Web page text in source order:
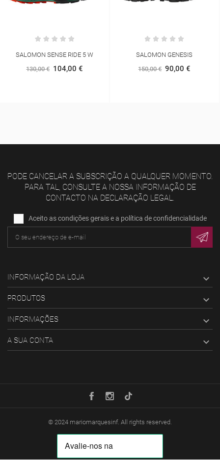
SALOMON SENSE RIDE 5 W
130,00 € 104,00 €
SALOMON GENESIS
150,00 € 90,00 €
PODE CANCELAR A SUBSCRIÇÃO A QUALQUER MOMENTO.
PARA TAL, CONSULTE A NOSSA INFORMAÇÃO DE
CONTACTO NA DECLARAÇÃO LEGAL.
Aceito as condições gerais e a política de confidencialidade
INFORMAÇÃO DA LOJA 
PRODUTOS 
INFORMAÇÕES 
A SUA CONTA 
© 2024 mariomarquesinf. All rights reserved.